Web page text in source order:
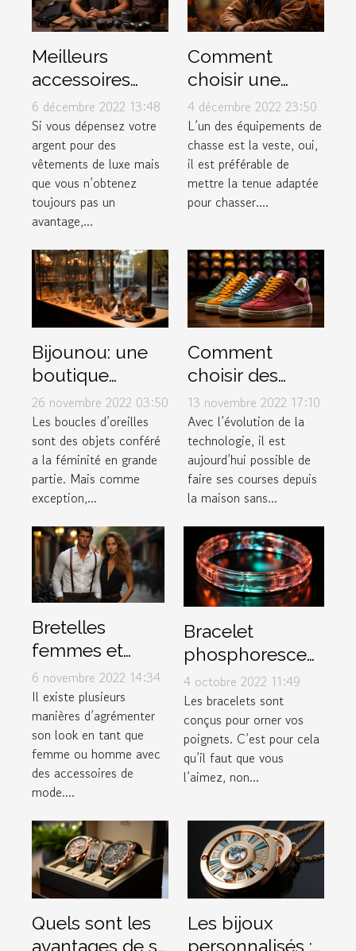
Meilleurs
accessoires
pour hommes
6 décembre 2022 13:48
Si vous dépensez votre
argent pour des
vêtements de luxe mais
que vous n’obtenez
toujours pas un
avantage,...
Comment
choisir une
veste de chasse
?
4 décembre 2022 23:50
L’un des équipements de
chasse est la veste, oui,
il est préférable de
mettre la tenue adaptée
pour chasser....
Bijounou: une
boutique
ouverte pour
les boucles
d'oreilles en
acier
inoxydable
26 novembre 2022 03:50
Les boucles d’oreilles
sont des objets conféré
a la féminité en grande
partie. Mais comme
exception,...
Comment
choisir des
baskets dans
une boutique
en ligne ?
13 novembre 2022 17:10
Avec l’évolution de la
technologie, il est
aujourd’hui possible de
faire ses courses depuis
la maison sans...
Bretelles
femmes et
hommes :
comment les
porter ?
6 novembre 2022 14:34
Il existe plusieurs
manières d’agrémenter
son look en tant que
femme ou homme avec
des accessoires de
mode....
Bracelet
phosphorescent
: illuminez votre
poignet !
4 octobre 2022 11:49
Les bracelets sont
conçus pour orner vos
poignets. C’est pour cela
qu’il faut que vous
l’aimez, non...
Quels sont les
avantages de se
Les bijoux
personnalisés :